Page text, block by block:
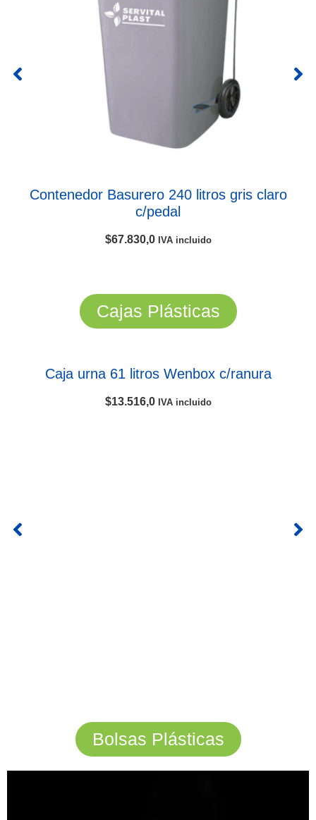
Contenedor Basurero 240 litros gris claro
c/pedal
$67.830,0 IVA incluido
Cajas Plásticas
Caja urna 61 litros Wenbox c/ranura
$13.516,0 IVA incluido
Bolsas Plásticas